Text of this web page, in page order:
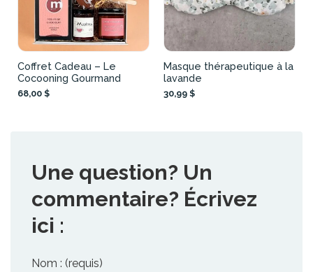
Coffret Cadeau – Le
Cocooning Gourmand
68,00 $
Masque thérapeutique à la
lavande
30,99 $
Une question? Un
commentaire? Écrivez
ici :
Nom : (requis)